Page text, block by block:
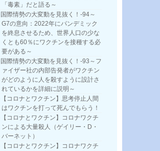
「毒素」だと語る～
国際情勢の大変動を見抜く！-94～
G7の意向：2022年にパンデミック
を終息させるため、世界人口の少な
くとも60％にワクチンを接種する必
要がある～
国際情勢の大変動を見抜く！-93～フ
ァイザー社の内部告発者がワクチン
がどのように人を殺すように設計さ
れているかを詳細に説明～
【コロナとワクチン】思考停止人間
はワクチンを打って死んでもらう！
【コロナとワクチン】コロナワクチ
ンによる大量殺人（ゲイリー・D・
バーネット）
【コロナとワクチン】コロナワクチ